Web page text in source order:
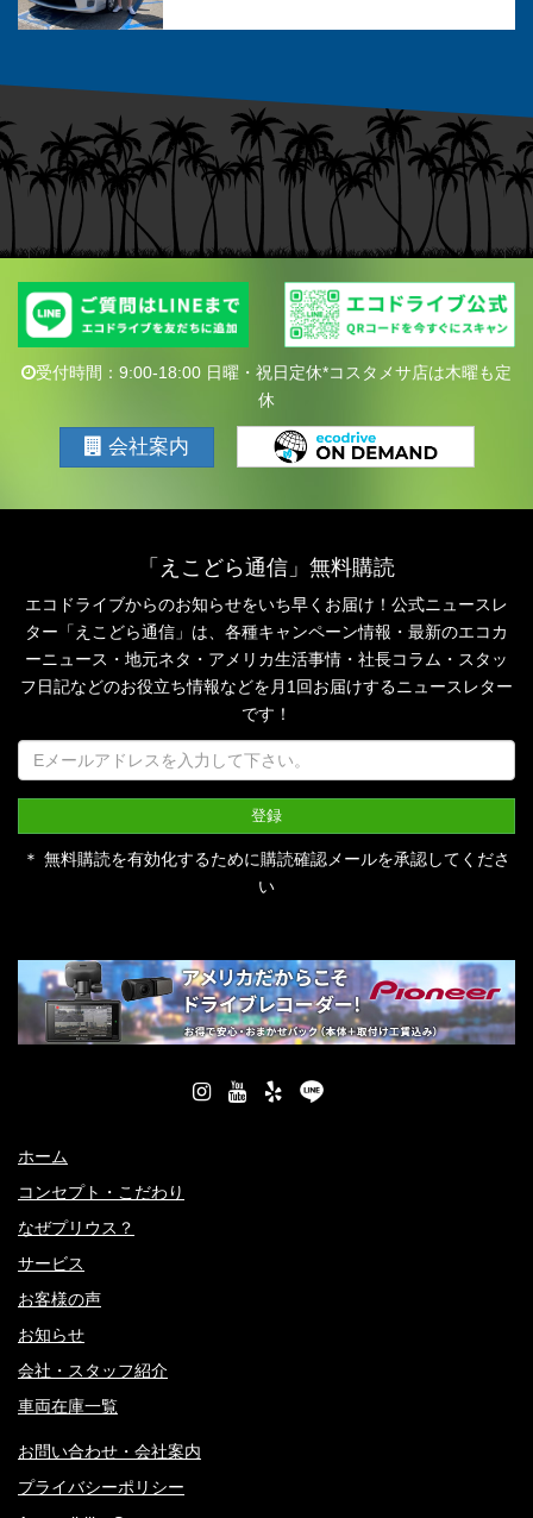
受付時間：9:00-18:00 日曜・祝日定休*コスタメサ店は木曜も定
休
会社案内
「えこどら通信」無料購読
エコドライブからのお知らせをいち早くお届け！公式ニュースレ
ター「えこどら通信」は、 各種キャンペーン情報・最新のエコカ
ーニュース・地元ネタ・アメリカ生活事情・社長コラム・ スタッ
フ日記などのお役立ち情報などを月1回お届けするニュースレター
です！
＊ 無料購読を有効化するために購読確認メールを承認してくださ
い
ホーム
コンセプト・こだわり
なぜプリウス？
サービス
お客様の声
お知らせ
会社・スタッフ紹介
車両在庫一覧
お問い合わせ・会社案内
プライバシーポリシー